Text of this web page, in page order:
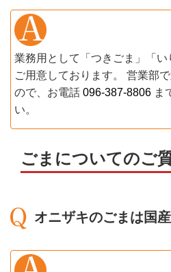
業務用として「つきごま」「
ご用意しております。 営業部
ので、お電話 096-387-8806 ま
い。
ごまについてのご
オニザキのごまは国